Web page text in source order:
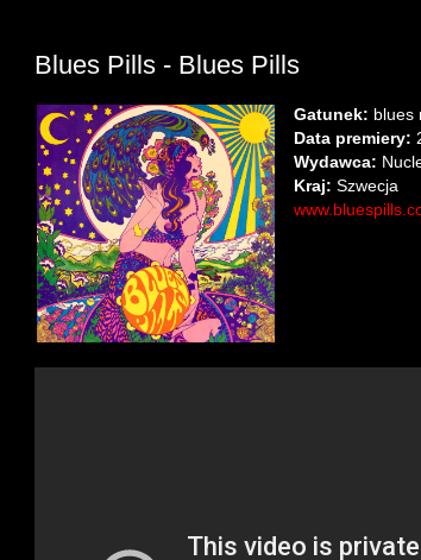
Blues Pills - Blues Pills
Gatunek: blues
Data premiery:
Wydawca:
Kraj: Szwecja